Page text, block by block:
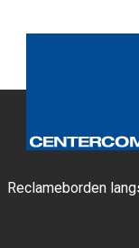
Reclameborden